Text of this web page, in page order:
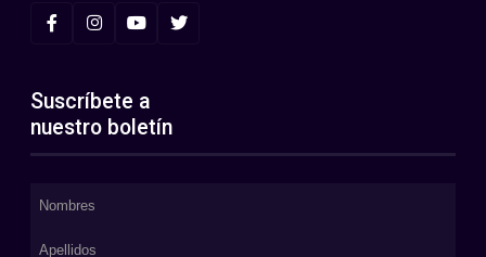
Suscríbete a
nuestro boletín